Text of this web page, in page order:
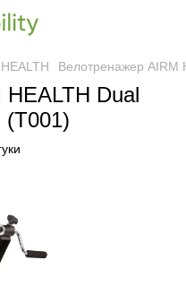
Велотренажер AIRM
Dual
(T001)